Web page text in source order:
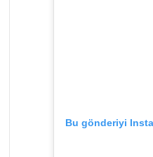
Bu gönderiyi